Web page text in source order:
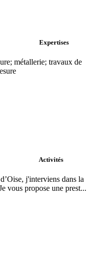
Expertises
métallerie; travaux de
Activités
j'interviens dans la
vous propose une prest...